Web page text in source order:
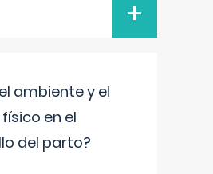
+
ambiente y el
en el
del parto?